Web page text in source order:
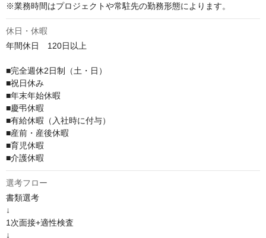
※業務時間はプロジェクトや常駐先の勤務形態によります。
休日・休暇
年間休日　120日以上
■完全週休2日制（土・日）
■祝日休み
■年末年始休暇
■慶弔休暇
■有給休暇（入社時に付与）
■産前・産後休暇
■育児休暇
■介護休暇
選考フロー
書類選考
↓
1次面接+適性検査
↓